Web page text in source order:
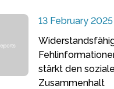
13 February 2025
stärkt den
Zusammenhalt